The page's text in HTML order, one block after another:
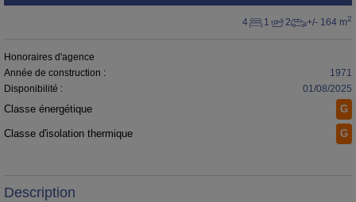
4 1 2 +/- 164 m2
Honoraires d'agence
Année de construction :
1971
Disponibilité :
01/08/2025
Classe énergétique G
Classe d'isolation thermique G
Description